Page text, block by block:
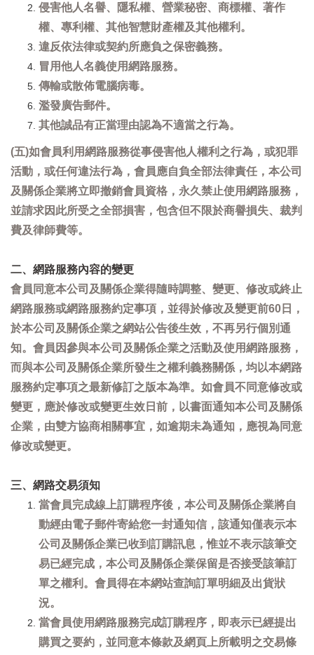
侵害他人名譽、隱私權、營業秘密、商標權、著作
權、專利權、其他智慧財產權及其他權利。
違反依法律或契約所應負之保密義務。
冒用他人名義使用網路服務。
傳輸或散佈電腦病毒。
濫發廣告郵件。
其他誠品有正當理由認為不適當之行為。
(五)如會員利用網路服務從事侵害他人權利之行為，或犯罪
活動，或任何違法行為，會員應自負全部法律責任，本公司
及關係企業將立即撤銷會員資格，永久禁止使用網路服務，
並請求因此所受之全部損害，包含但不限於商譽損失、裁判
費及律師費等。
二、網路服務內容的變更
會員同意本公司及關係企業得隨時調整、變更、修改或終止
網路服務或網路服務約定事項，並得於修改及變更前60日，
於本公司及關係企業之網站公告後生效，不再另行個別通
知。會員因參與本公司及關係企業之活動及使用網路服務，
而與本公司及關係企業所發生之權利義務關係，均以本網路
服務約定事項之最新修訂之版本為準。如會員不同意修改或
變更，應於修改或變更生效日前，以書面通知本公司及關係
企業，由雙方協商相關事宜，如逾期未為通知，應視為同意
修改或變更。
三、網路交易須知
當會員完成線上訂購程序後，本公司及關係企業將自
動經由電子郵件寄給您一封通知信，該通知僅表示本
公司及關係企業已收到訂購訊息，惟並不表示該筆交
易已經完成，本公司及關係企業保留是否接受該筆訂
單之權利。會員得在本網站查詢訂單明細及出貨狀
況。
當會員使用網路服務完成訂購程序，即表示已經提出
購買之要約，並同意本條款及網頁上所載明之交易條